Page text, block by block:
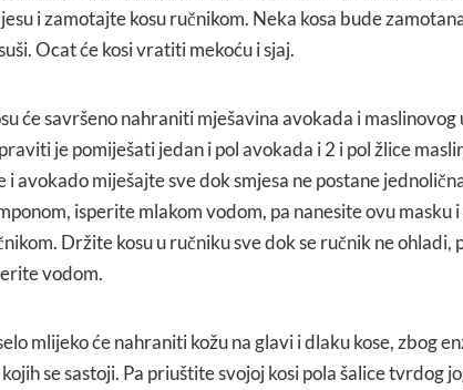
i zamotajte kosu ručnikom. Neka kosa bude
Ocat će kosi vratiti mekoću i sjaj.
će savršeno nahraniti mješavina avokada i
je pomiješati jedan i pol avokada i 2 i pol žlice
i avokado miješajte sve dok smjesa ne postane
isperite mlakom vodom, pa nanesite ovu masku
Držite kosu u ručniku sve dok se ručnik ne ohladi,
vodom.
mlijeko će nahraniti kožu na glavi i dlaku kose, zbog
se sastoji. Pa priuštite svojoj kosi pola šalice tvrdog